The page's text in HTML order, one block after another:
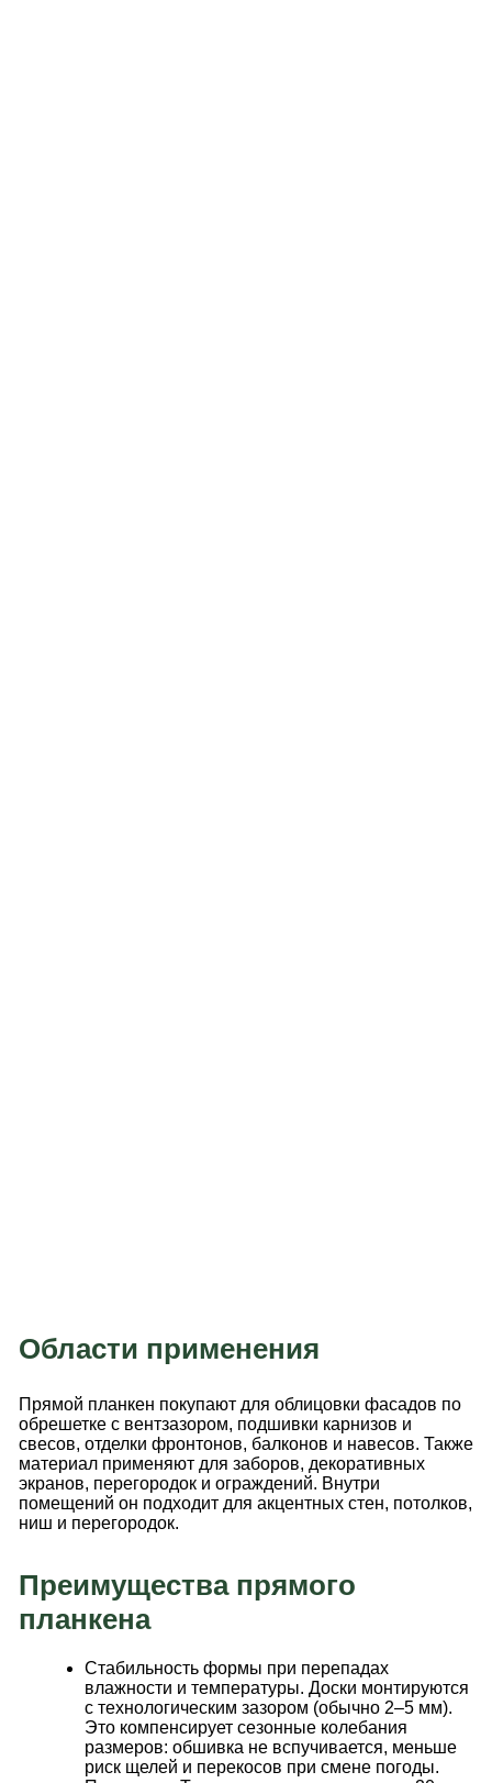
Области применения
Прямой планкен покупают для облицовки фасадов по
обрешетке с вентзазором, подшивки карнизов и
свесов, отделки фронтонов, балконов и навесов. Также
материал применяют для заборов, декоративных
экранов, перегородок и ограждений. Внутри
помещений он подходит для акцентных стен, потолков,
ниш и перегородок.
Преимущества прямого
планкена
Стабильность формы при перепадах
влажности и температуры. Доски монтируются
с технологическим зазором (обычно 2–5 мм).
Это компенсирует сезонные колебания
размеров: обшивка не вспучивается, меньше
риск щелей и перекосов при смене погоды.